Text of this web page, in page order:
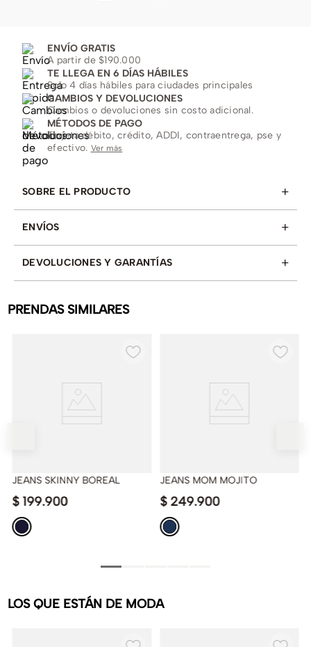
ENVÍO GRATIS
A partir de $190.000
TE LLEGA EN 6 DÍAS HÁBILES
Solo 4 días hábiles para ciudades principales
CAMBIOS Y DEVOLUCIONES
Cambios o devoluciones sin costo adicional.
MÉTODOS DE PAGO
Tarjeta débito, crédito, ADDI, contraentrega, pse y
efectivo. Ver más
SOBRE EL PRODUCTO +
ENVÍOS +
DEVOLUCIONES Y GARANTÍAS +
PRENDAS SIMILARES
JEANS SKINNY BOREAL
$ 199.900
JEANS MOM MOJITO
$ 249.900
LOS QUE ESTÁN DE MODA